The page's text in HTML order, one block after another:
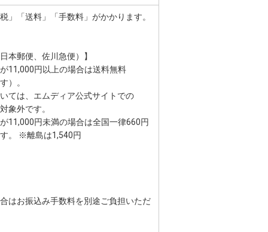
」「送料」「手数料」がかかります。
本郵便、佐川急便）】
円以上の場合は送料無料
）。
は、エムディア公式サイトでの
外です。
円未満の場合は全国一律660円
。 ※離島は1,540円
お振込み手数料を別途ご負担いただ